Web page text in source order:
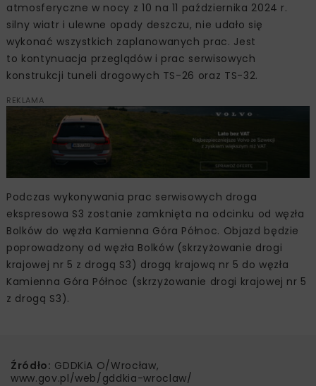
atmosferyczne w nocy z 10 na 11 października 2024 r.
silny wiatr i ulewne opady deszczu, nie udało się
wykonać wszystkich zaplanowanych prac. Jest
to kontynuacja przeglądów i prac serwisowych
konstrukcji tuneli drogowych TS-26 oraz TS-32.
REKLAMA
Podczas wykonywania prac serwisowych droga
ekspresowa S3 zostanie zamknięta na odcinku od węzła
Bolków do węzła Kamienna Góra Północ. Objazd będzie
poprowadzony od węzła Bolków (skrzyżowanie drogi
krajowej nr 5 z drogą S3) drogą krajową nr 5 do węzła
Kamienna Góra Północ (skrzyżowanie drogi krajowej nr 5
z drogą S3).
Źródło: GDDKiA O/Wrocław,
www.gov.pl/web/gddkia-wroclaw/